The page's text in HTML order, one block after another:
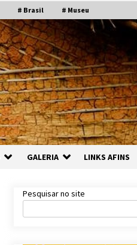
# Brasil # Museu
GALERIA LINKS AFINS
Pesquisar no site